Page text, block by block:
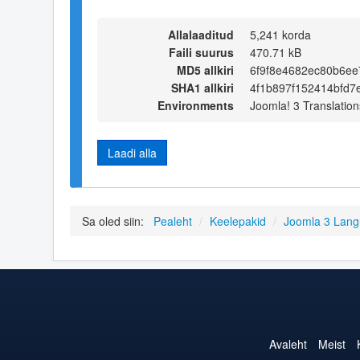
Allalaaditud
5,241 korda
Faili suurus
470.71 kB
MD5 allkiri
SHA1 allkiri
Environments
Joomla! 3
Laadi alla
Sa oled siin: Pealeht / Keelepakid / Joomla 3
Avaleht Meist